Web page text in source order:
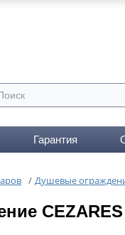
Гарантия
/ Душевые